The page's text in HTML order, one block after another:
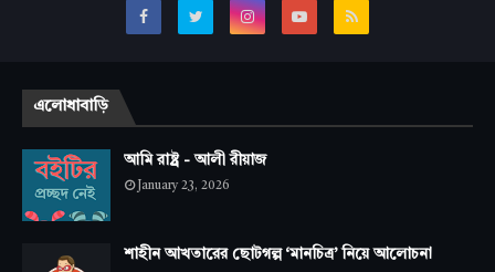
এলোধাবাড়ি
আমি রাষ্ট্র - আলী রীয়াজ
January 23, 2026
শাহীন আখতারের ছোটগল্প ‘মানচিত্র’ নিয়ে আলোচনা